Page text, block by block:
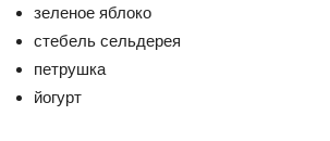
зеленое яблоко
стебель сельдерея
петрушка
йогурт